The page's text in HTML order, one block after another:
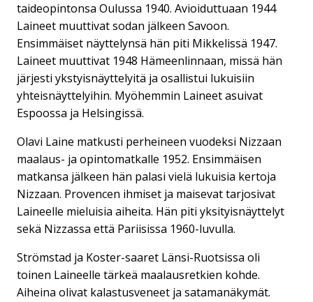
taideopintonsa Oulussa 1940. Avioiduttuaan 1944
Laineet muuttivat sodan jälkeen Savoon.
Ensimmäiset näyttelynsä hän piti Mikkelissä 1947.
Laineet muuttivat 1948 Hämeenlinnaan, missä hän
järjesti ykstyisnäyttelyitä ja osallistui lukuisiin
yhteisnäyttelyihin. Myöhemmin Laineet asuivat
Espoossa ja Helsingissä.
Olavi Laine matkusti perheineen vuodeksi Nizzaan
maalaus- ja opintomatkalle 1952. Ensimmäisen
matkansa jälkeen hän palasi vielä lukuisia kertoja
Nizzaan. Provencen ihmiset ja maisevat tarjosivat
Laineelle mieluisia aiheita. Hän piti yksityisnäyttelyt
sekä Nizzassa että Pariisissa 1960-luvulla.
Strömstad ja Koster-saaret Länsi-Ruotsissa oli
toinen Laineelle tärkeä maalausretkien kohde.
Aiheina olivat kalastusveneet ja satamanäkymät.